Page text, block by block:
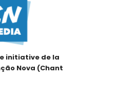
initiative de la
Nova (Chant